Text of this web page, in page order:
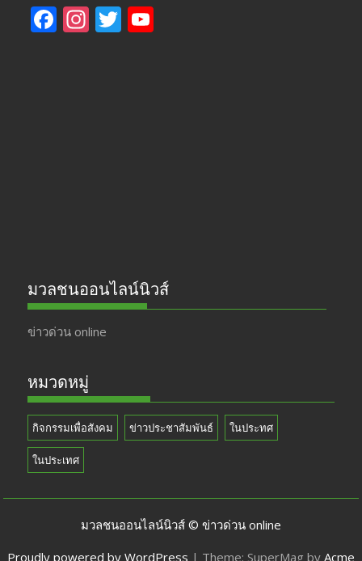
F In T
มวลชนออนไลน์นิวส์
ข่าวด่วน online
หมวดหมู่
กิจกรรมเพื่อสังคม ข่าวประชาสัมพันธ์ ในประทศ
ในประเทศ
มวลชนออนไลน์นิวส์ © ข่าวด่วน online
Proudly powered by WordPress | Theme: SuperMag by Acme